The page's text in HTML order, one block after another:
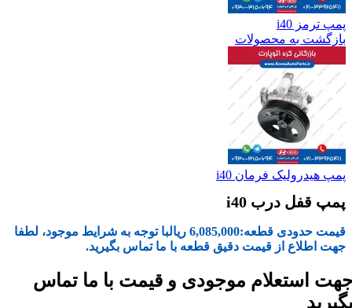
پمپ ترمز i40
بازگشت به محصولات
پمپ هیدرولیک فرمان i40
پمپ قفل درب i40
قیمت حدودی قطعه:6,085,000 ریالبا توجه به شرایط موجود، لطفا
جهت اطلاع از قیمت دقیق قطعه با ما تماس بگیرید.
استعلام موجودی و قیمت با ما تماس